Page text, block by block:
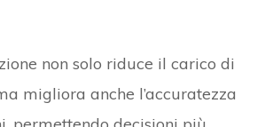
non solo riduce il carico di
migliora anche l’accuratezza